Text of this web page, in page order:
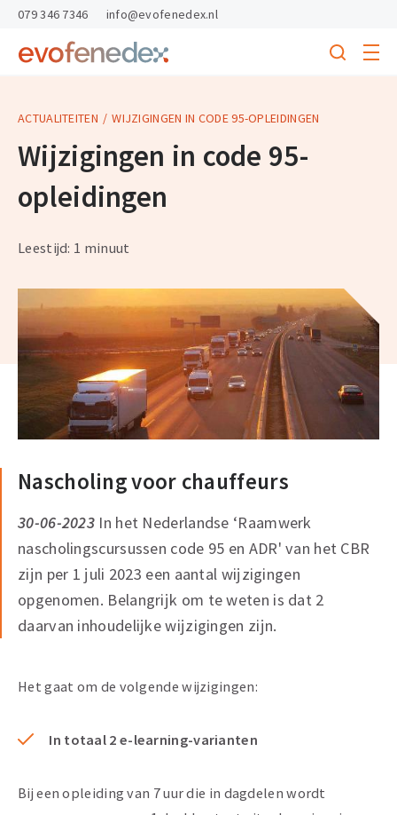
skipToContent
skipToFooter
Return
homepage
Search
menu
079 346 7346 info@evofenedex.nl
ACTUALITEITEN WIJZIGINGEN IN CODE 95-OPLEIDINGEN
Wijzigingen in code 95-
opleidingen
Leestijd: 1 minuut
Nascholing voor chauffeurs
30-06-2023 In het Nederlandse ‘Raamwerk
nascholingscursussen code 95 en ADR' van het CBR
zijn per 1 juli 2023 een aantal wijzigingen
opgenomen. Belangrijk om te weten is dat 2
daarvan inhoudelijke wijzigingen zijn.
Het gaat om de volgende wijzigingen:
In totaal 2 e-learning-varianten
Bij een opleiding van 7 uur die in dagdelen wordt